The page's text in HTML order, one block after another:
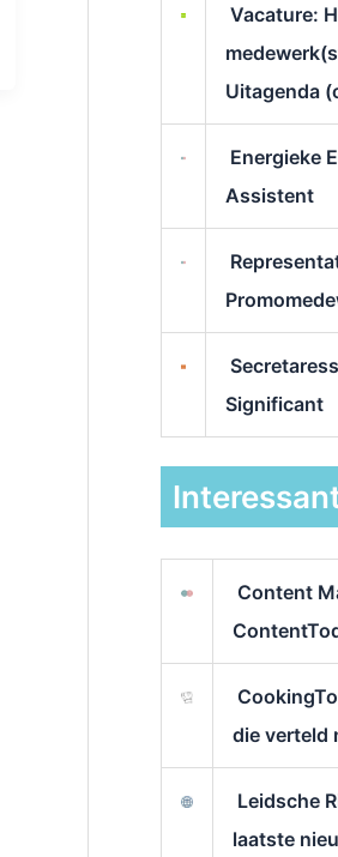
Vacature:
Uitagenda
Energieke
Assistent
Significant
Content
die verteld
Leidsche
laatste